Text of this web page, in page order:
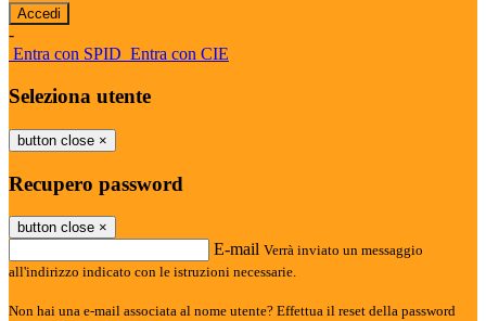
-
Entra con SPID Entra con CIE
Seleziona utente
button close ×
Recupero password
button close ×
E-mail Verrà inviato un messaggio
all'indirizzo indicato con le istruzioni necessarie.
Non hai una e-mail associata al nome utente? Effettua il reset della password